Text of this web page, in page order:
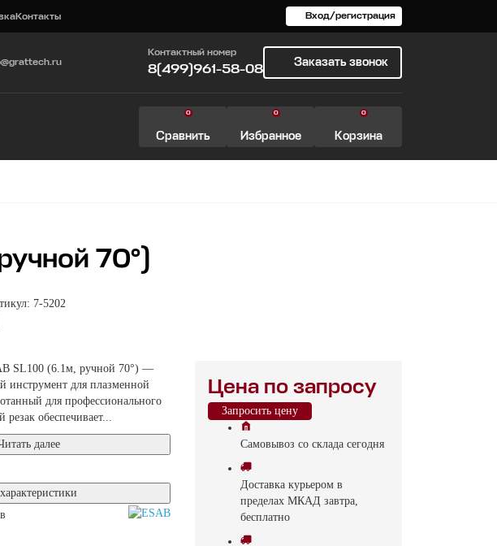
Контакты Вход/регистрация
Контактный номер
8(499)961-58-08
Заказать звонок
0
Сравнить
0
Избранное
0
Корзина
70°)
7-5202
Цена по запросу
Запросить цену
Самовывоз со склада cегодня
Доставка курьером в
пределах МКАД завтра,
бесплатно
SL100 (6.1м, ручной 70°) —
инструмент для плазменной
для профессионального
обеспечивает...
далее